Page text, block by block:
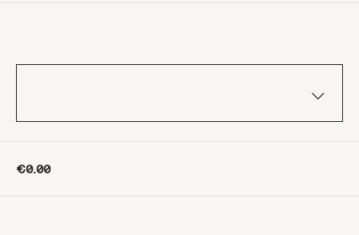
€0.00